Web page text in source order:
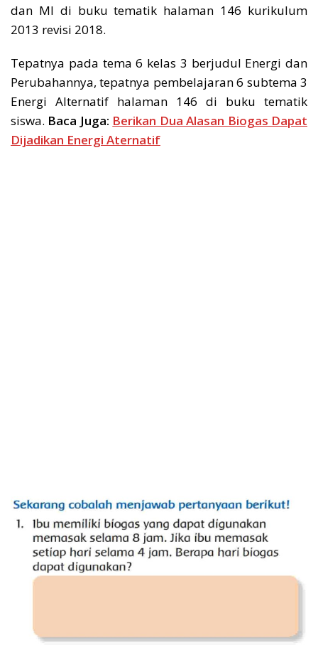
dan MI di buku tematik halaman 146 kurikulum
2013 revisi 2018.
Tepatnya pada tema 6 kelas 3 berjudul Energi dan
Perubahannya, tepatnya pembelajaran 6 subtema 3
Energi Alternatif halaman 146 di buku tematik
siswa. Baca Juga: Berikan Dua Alasan Biogas Dapat
Dijadikan Energi Aternatif